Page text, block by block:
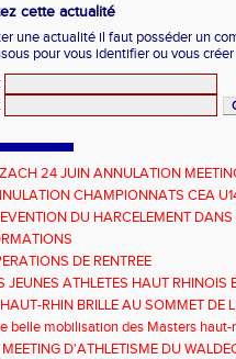
cette actualité
une actualité il faut posséder un
pour vous identifier ou vous
24 JUIN ANNULATION
CHAMPIONNATS CEA
DU HARCELEMENT
DE RENTREE
JEUNES ATHLETES HAUT RHINOIS
DE FRANCE AVENIR
RHIN BRILLE AU SOMMET DE
belle mobilisation des Masters haut-
Grand Est 2025
MEETING D'ATHLETISME DU